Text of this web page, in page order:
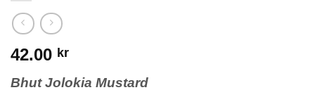
42.00 kr
Bhut Jolokia Mustard